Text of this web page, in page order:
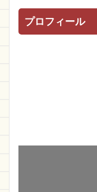
プロフィール